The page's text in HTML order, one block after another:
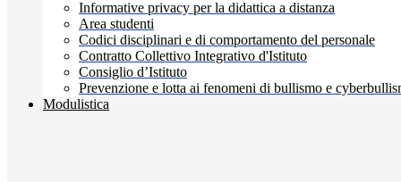
Informative privacy per la didattica a distanza
Area studenti
Codici disciplinari e di comportamento del personale
Contratto Collettivo Integrativo d'Istituto
Consiglio d’Istituto
Prevenzione e lotta ai fenomeni di bullismo e
Modulistica